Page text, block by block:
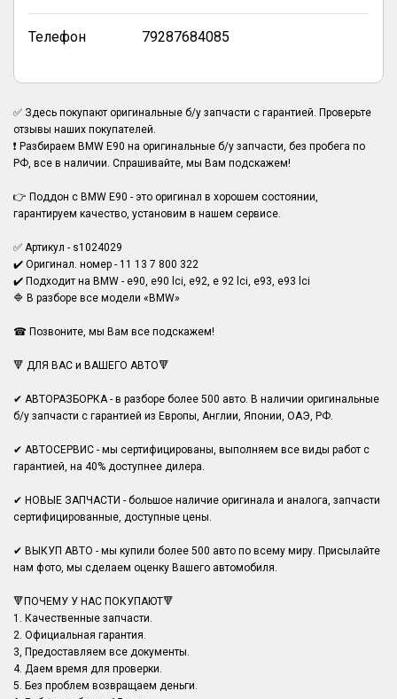
Телефон 79287684085
✅ Здесь покупают оригинальные б/у запчасти с гарантией. Проверьте
отзывы наших покупателей.
❗ Разбираем BMW E90 на оригинальные б/у запчасти, без пробега по
РФ, все в наличии. Спрашивайте, мы Вам подскажем!
👉 Поддон с BMW E90 - это оригинал в хорошем состоянии,
гарантируем качество, установим в нашем сервисе.
✅ Артикул - s1024029
✔️ Оригинал. номер - 11 13 7 800 322
✔️ Подходит на BMW - e90, e90 lci, e92, e 92 lci, e93, e93 lci
🔷 В разборе все модели «BMW»
☎ Позвоните, мы Вам все подскажем!
🔻 ДЛЯ ВАС и ВАШЕГО АВТО🔻
✔ АВТОРАЗБОРКА - в разборе более 500 авто. В наличии оригинальные
б/у запчасти с гарантией из Европы, Англии, Японии, ОАЭ, РФ.
✔ АВТОСЕРВИС - мы сертифицированы, выполняем все виды работ с
гарантией, на 40% доступнее дилера.
✔ НОВЫЕ ЗАПЧАСТИ - большое наличие оригинала и аналога, запчасти
сертифицированные, доступные цены.
✔ ВЫКУП АВТО - мы купили более 500 авто по всему миру. Присылайте
нам фото, мы сделаем оценку Вашего автомобиля.
🔻ПОЧЕМУ У НАС ПОКУПАЮТ🔻
1. Качественные запчасти.
2. Официальная гарантия.
3, Предоставляем все документы.
4. Даем время для проверки.
5. Без проблем возвращаем деньги.